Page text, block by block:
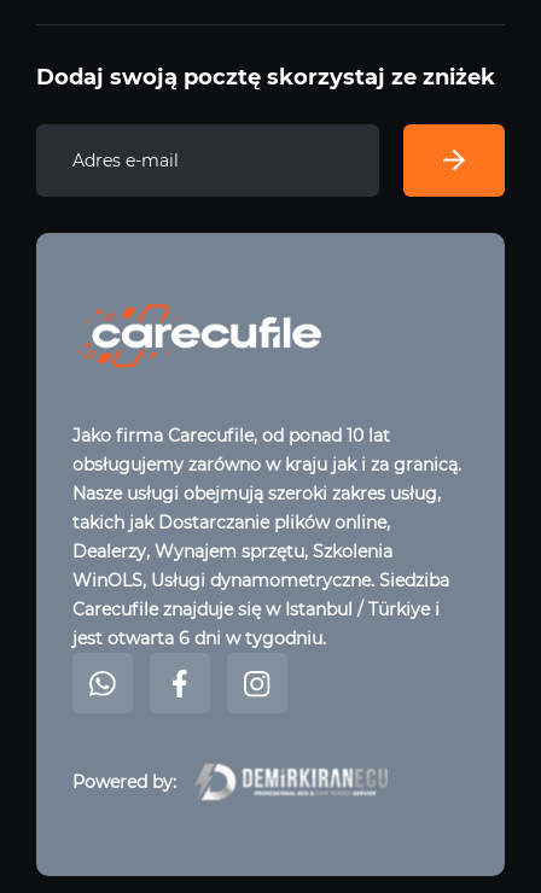
Dodaj swoją pocztę skorzystaj ze zniżek
Jako firma Carecufile, od ponad 10 lat
obsługujemy zarówno w kraju jak i za granicą.
Nasze usługi obejmują szeroki zakres usług,
takich jak Dostarczanie plików online,
Dealerzy, Wynajem sprzętu, Szkolenia
WinOLS, Usługi dynamometryczne. Siedziba
Carecufile znajduje się w Istanbul / Türkiye i
jest otwarta 6 dni w tygodniu.
Powered by: